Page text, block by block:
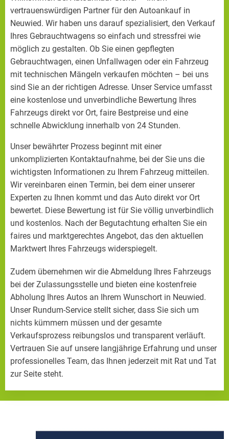
vertrauenswürdigen Partner für den Autoankauf in
Neuwied. Wir haben uns darauf spezialisiert, den Verkauf
Ihres Gebrauchtwagens so einfach und stressfrei wie
möglich zu gestalten. Ob Sie einen gepflegten
Gebrauchtwagen, einen Unfallwagen oder ein Fahrzeug
mit technischen Mängeln verkaufen möchten – bei uns
sind Sie an der richtigen Adresse. Unser Service umfasst
eine kostenlose und unverbindliche Bewertung Ihres
Fahrzeugs direkt vor Ort, faire Bestpreise und eine
schnelle Abwicklung innerhalb von 24 Stunden.
Unser bewährter Prozess beginnt mit einer
unkomplizierten Kontaktaufnahme, bei der Sie uns die
wichtigsten Informationen zu Ihrem Fahrzeug mitteilen.
Wir vereinbaren einen Termin, bei dem einer unserer
Experten zu Ihnen kommt und das Auto direkt vor Ort
bewertet. Diese Bewertung ist für Sie völlig unverbindlich
und kostenlos. Nach der Begutachtung erhalten Sie ein
faires und marktgerechtes Angebot, das den aktuellen
Marktwert Ihres Fahrzeugs widerspiegelt.
Zudem übernehmen wir die Abmeldung Ihres Fahrzeugs
bei der Zulassungsstelle und bieten eine kostenfreie
Abholung Ihres Autos an Ihrem Wunschort in Neuwied.
Unser Rundum-Service stellt sicher, dass Sie sich um
nichts kümmern müssen und der gesamte
Verkaufsprozess reibungslos und transparent verläuft.
Vertrauen Sie auf unsere langjährige Erfahrung und unser
professionelles Team, das Ihnen jederzeit mit Rat und Tat
zur Seite steht.